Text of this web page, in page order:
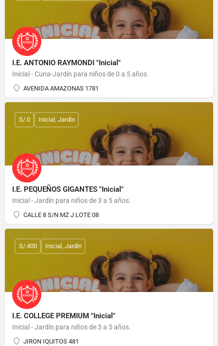
I.E. ANTONIO RAYMONDI "Inicial"
Inicial - Cuna-Jardín para niños de 0 a 5 años.
AVENIDA AMAZONAS 1781
I.E. PEQUEÑOS GIGANTES "Inicial"
Inicial - Jardín para niños de 3 a 5 años.
CALLE 8 S/N MZ J LOTE 08
S/.0 Inicial, Jardín
I.E. COLLEGE PREMIUM "Inicial"
Inicial - Jardín para niños de 3 a 5 años.
JIRON IQUITOS 481
S/.400 Inicial, Jardín